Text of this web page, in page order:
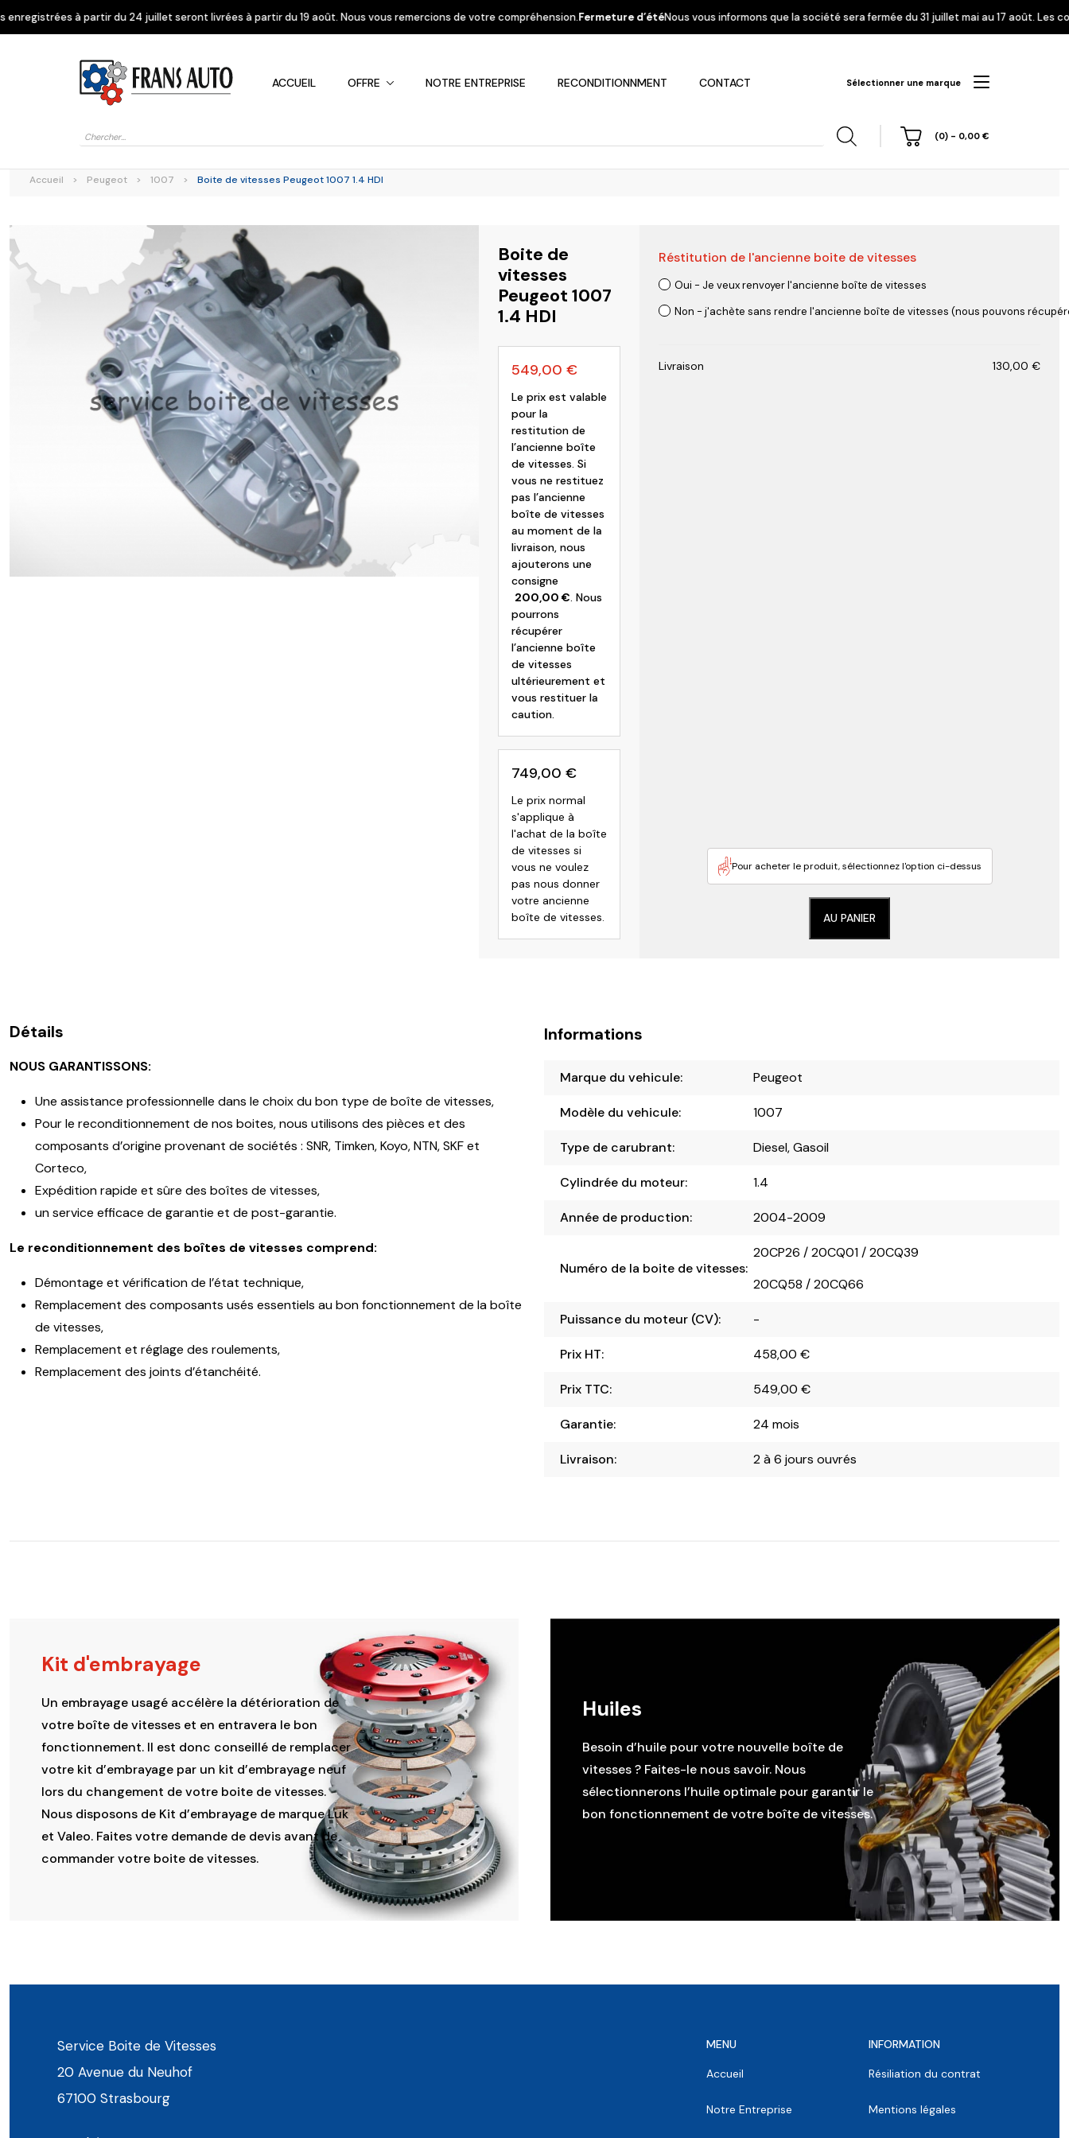
24 juillet seront livrées à partir du 19 août. Nous vous remercions de votre compréhension.Fermeture d’étéNous vous informons que la société sera fermée du 31 juillet mai au 17 août. Les commandes
ACCUEIL OFFRE NOTRE ENTREPRISE RECONDITIONNMENT CONTACT
Recherche
produits
(0) - 0,00 €
Sélectionner une marque
Alfa Romeo Citroen Dacia Kia Mitsubishi Nissan Opel Peugeot
Renault Suzuki Toyota Volvo
Accueil > Peugeot > 1007 > Boite de vitesses Peugeot 1007 1.4 HDI
Boite de
vitesses
Peugeot 1007
1.4 HDI
549,00 €
Le prix est valable
pour la
restitution de
l’ancienne boîte
de vitesses. Si
vous ne restituez
pas l’ancienne
boîte de vitesses
au moment de la
livraison, nous
ajouterons une
consigne
200,00 €. Nous
pourrons
récupérer
l’ancienne boîte
de vitesses
ultérieurement et
vous restituer la
caution.
749,00 €
Le prix normal
s'applique à
l'achat de la boîte
de vitesses si
vous ne voulez
pas nous donner
votre ancienne
boîte de vitesses.
Réstitution de l'ancienne boite de vitesses
Oui - Je veux renvoyer l'ancienne boîte de vitesses
Non - j'achète sans rendre l'ancienne boîte de vitesses (nous pouvons
Livraison 130,00 €
Pour acheter le produit, sélectionnez l'option ci-dessus
AU PANIER
Détails
NOUS GARANTISSONS:
Une assistance professionnelle dans le choix du bon type de boîte de vitesses,
Pour le reconditionnement de nos boites, nous utilisons des pièces et des
composants d’origine provenant de sociétés : SNR, Timken, Koyo, NTN, SKF et
Corteco,
Expédition rapide et sûre des boîtes de vitesses,
un service efficace de garantie et de post-garantie.
Le reconditionnement des boîtes de vitesses comprend:
Démontage et vérification de l’état technique,
Remplacement des composants usés essentiels au bon fonctionnement de la boîte
de vitesses,
Remplacement et réglage des roulements,
Remplacement des joints d’étanchéité.
Informations
Marque du vehicule: Peugeot
Modèle du vehicule: 1007
Type de carubrant: Diesel, Gasoil
Cylindrée du moteur: 1.4
Année de production: 2004-2009
Numéro de la boite de vitesses:
20CP26 / 20CQ01 / 20CQ39
20CQ58 / 20CQ66
Puissance du moteur (CV): -
Prix HT: 458,00€
Prix TTC: 549,00€
Garantie: 24 mois
Livraison: 2 à 6 jours ouvrés
Kit d'embrayage
Un embrayage usagé accélère la détérioration de
votre boîte de vitesses et en entravera le bon
fonctionnement. Il est donc conseillé de remplacer
votre kit d’embrayage par un kit d’embrayage neuf
lors du changement de votre boite de vitesses.
Nous disposons de Kit d’embrayage de marque Luk
et Valeo. Faites votre demande de devis avant de
commander votre boite de vitesses.
Huiles
Besoin d’huile pour votre nouvelle boîte de
vitesses ? Faites-le nous savoir. Nous
sélectionnerons l’huile optimale pour garantir le
bon fonctionnement de votre boîte de vitesses.
Service Boite de Vitesses
20 Avenue du Neuhof
67100 Strasbourg
MENU
Accueil
Notre Entreprise
INFORMATION
Résiliation du contrat
Mentions légales